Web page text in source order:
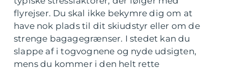
flyrejser. Du skal ikke bekymre dig om at
have nok plads til dit skiudstyr eller om de
strenge bagagegrænser. I stedet kan du
slappe af i togvognene og nyde udsigten,
mens du kommer i den helt rette